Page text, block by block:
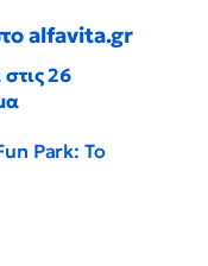
alfavita.gr
26
Park: Το